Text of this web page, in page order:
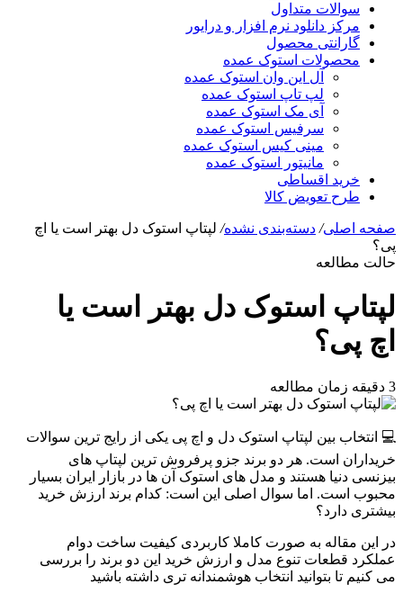
سوالات متداول
مرکز دانلود نرم افزار و درایور
گارانتی محصول
محصولات استوک عمده
آل این وان استوک عمده
لپ تاپ استوک عمده
آی مک استوک عمده
سرفیس استوک عمده
مینی کیس استوک عمده
مانیتور استوک عمده
خرید اقساطی
طرح تعویض کالا
صفحه اصلی/ دسته‌بندی نشده/ لپتاپ استوک دل بهتر است یا اچ
پی؟
حالت مطالعه
لپتاپ استوک دل بهتر است یا
اچ پی؟
3 دقیقه زمان مطالعه
💻 انتخاب بین لپتاپ استوک دل و اچ پی یکی از رایج ترین سوالات
خریداران است. هر دو برند جزو پرفروش ترین لپتاپ های
بیزنسی دنیا هستند و مدل های استوک آن ها در بازار ایران بسیار
محبوب است. اما سوال اصلی این است: کدام برند ارزش خرید
بیشتری دارد؟
در این مقاله به صورت کاملا کاربردی کیفیت ساخت دوام
عملکرد قطعات تنوع مدل و ارزش خرید این دو برند را بررسی
می کنیم تا بتوانید انتخاب هوشمندانه تری داشته باشید